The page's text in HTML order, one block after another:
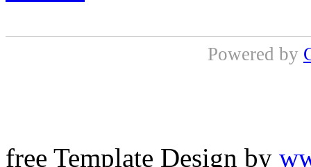
Powered by
free Template Design by